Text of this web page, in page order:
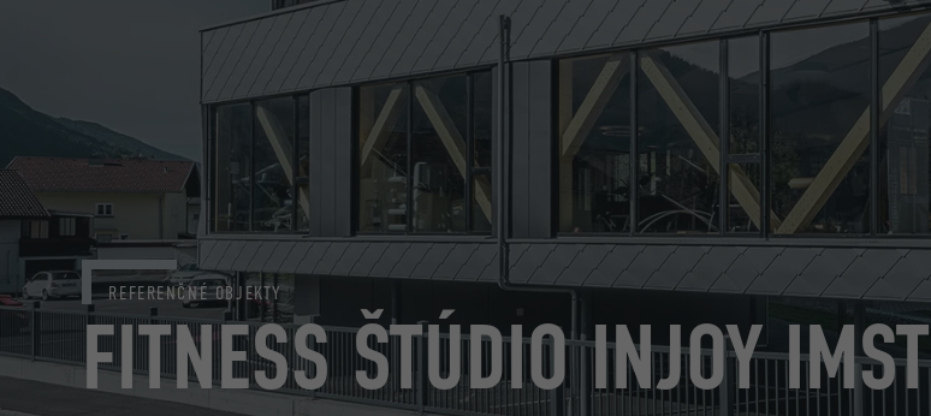
FITNESS ŠTÚDIO INJOY IMST
REFERENČNÉ OBJEKTY